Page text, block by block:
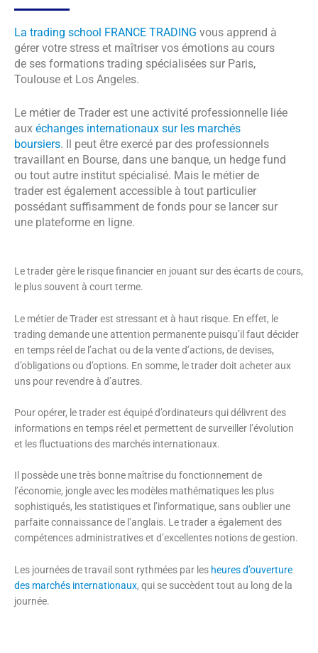
La trading school FRANCE TRADING vous apprend à
gérer votre stress et maîtriser vos émotions au cours
de ses formations trading spécialisées sur Paris,
Toulouse et Los Angeles.
Le métier de Trader est une activité professionnelle liée
aux échanges internationaux sur les marchés
boursiers. Il peut être exercé par des professionnels
travaillant en Bourse, dans une banque, un hedge fund
ou tout autre institut spécialisé. Mais le métier de
trader est également accessible à tout particulier
possédant suffisamment de fonds pour se lancer sur
une plateforme en ligne.
Le trader gère le risque financier en jouant sur des écarts de cours,
le plus souvent à court terme.
Le métier de Trader est stressant et à haut risque. En effet, le
trading demande une attention permanente puisqu’il faut décider
en temps réel de l’achat ou de la vente d’actions, de devises,
d’obligations ou d’options. En somme, le trader doit acheter aux
uns pour revendre à d’autres.
Pour opérer, le trader est équipé d’ordinateurs qui délivrent des
informations en temps réel et permettent de surveiller l’évolution
et les fluctuations des marchés internationaux.
Il possède une très bonne maîtrise du fonctionnement de
l’économie, jongle avec les modèles mathématiques les plus
sophistiqués, les statistiques et l’informatique, sans oublier une
parfaite connaissance de l’anglais. Le trader a également des
compétences administratives et d’excellentes notions de gestion.
Les journées de travail sont rythmées par les heures d’ouverture
des marchés internationaux, qui se succèdent tout au long de la
journée.